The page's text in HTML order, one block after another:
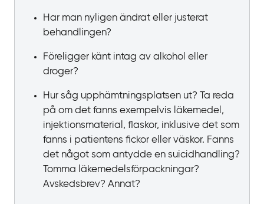
Har man nyligen ändrat eller justerat
behandlingen?
Föreligger känt intag av alkohol eller
droger?
Hur såg upphämtningsplatsen ut? Ta reda
på om det fanns exempelvis läkemedel,
injektionsmaterial, flaskor, inklusive det som
fanns i patientens fickor eller väskor. Fanns
det något som antydde en suicidhandling?
Tomma läkemedels­förpackningar?
Avskedsbrev? Annat?